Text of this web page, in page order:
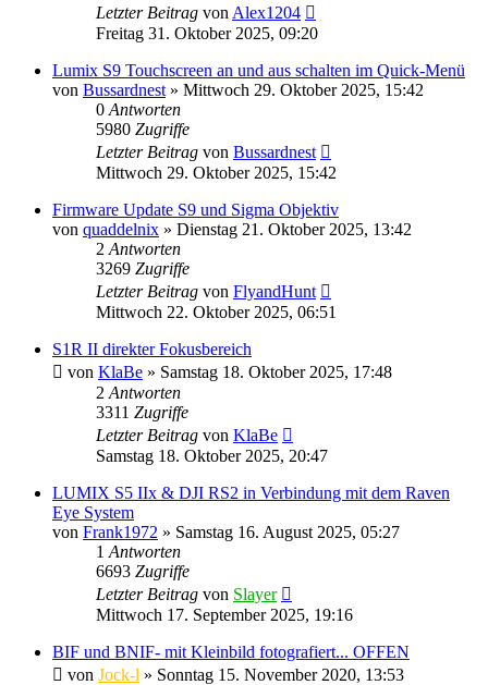
Letzter Beitrag von Alex1204
Freitag 31. Oktober 2025, 09:20
Lumix S9 Touchscreen an und aus schalten im Quick-Menü
von Bussardnest » Mittwoch 29. Oktober 2025, 15:42
0 Antworten
5980 Zugriffe
Letzter Beitrag von Bussardnest
Mittwoch 29. Oktober 2025, 15:42
Firmware Update S9 und Sigma Objektiv
von quaddelnix » Dienstag 21. Oktober 2025, 13:42
2 Antworten
3269 Zugriffe
Letzter Beitrag von FlyandHunt
Mittwoch 22. Oktober 2025, 06:51
S1R II direkter Fokusbereich
von KlaBe » Samstag 18. Oktober 2025, 17:48
2 Antworten
3311 Zugriffe
Letzter Beitrag von KlaBe
Samstag 18. Oktober 2025, 20:47
LUMIX S5 IIx & DJI RS2 in Verbindung mit dem Raven
Eye System
von Frank1972 » Samstag 16. August 2025, 05:27
1 Antworten
6693 Zugriffe
Letzter Beitrag von Slayer
Mittwoch 17. September 2025, 19:16
BIF und BNIF- mit Kleinbild fotografiert... OFFEN
von Jock-l » Sonntag 15. November 2020, 13:53